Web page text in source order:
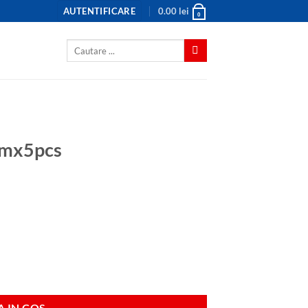
AUTENTIFICARE 0.00 lei 0